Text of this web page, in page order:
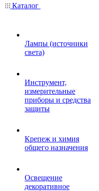
Каталог
Лампы (источники
света)
Инструмент,
измерительные
приборы и средства
защиты
Крепеж и химия
общего назначения
Освещение
декоративное